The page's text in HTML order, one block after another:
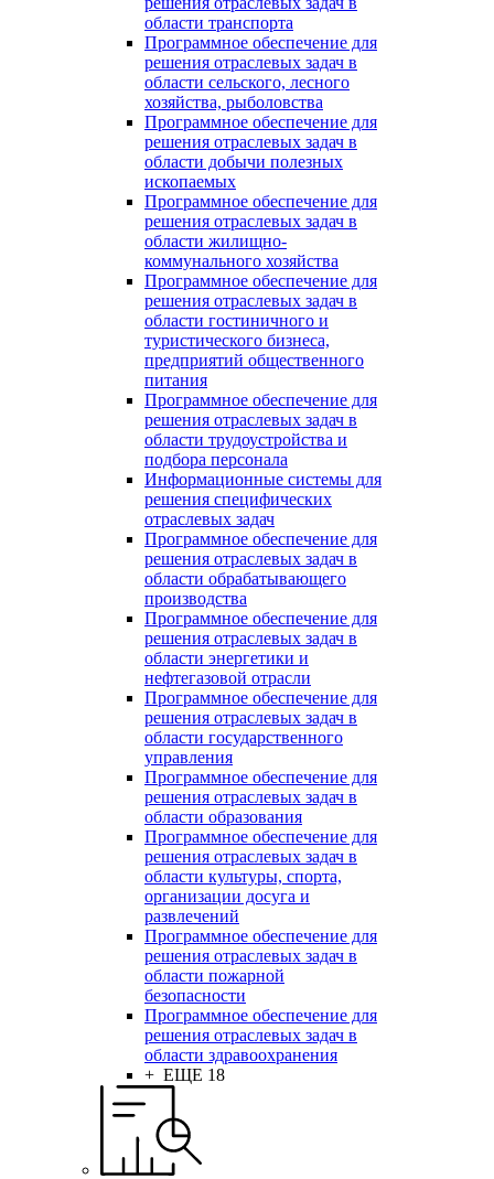
области транспорта
Программное обеспечение для
решения отраслевых задач в
области сельского, лесного
хозяйства, рыболовства
Программное обеспечение для
решения отраслевых задач в
области добычи полезных
ископаемых
Программное обеспечение для
решения отраслевых задач в
области жилищно-
коммунального хозяйства
Программное обеспечение для
решения отраслевых задач в
области гостиничного и
туристического бизнеса,
предприятий общественного
питания
Программное обеспечение для
решения отраслевых задач в
области трудоустройства и
подбора персонала
Информационные системы для
решения специфических
отраслевых задач
Программное обеспечение для
решения отраслевых задач в
области обрабатывающего
производства
Программное обеспечение для
решения отраслевых задач в
области энергетики и
нефтегазовой отрасли
Программное обеспечение для
решения отраслевых задач в
области государственного
управления
Программное обеспечение для
решения отраслевых задач в
области образования
Программное обеспечение для
решения отраслевых задач в
области культуры, спорта,
организации досуга и
развлечений
Программное обеспечение для
решения отраслевых задач в
области пожарной
безопасности
Программное обеспечение для
решения отраслевых задач в
области здравоохранения
+ ЕЩЕ 18